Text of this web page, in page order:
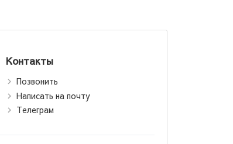
Контакты
Позвонить
Написать на почту
Телеграм